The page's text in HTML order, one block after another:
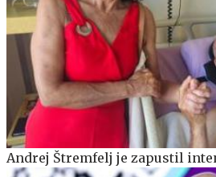
Andrej Štremfelj je zapustil